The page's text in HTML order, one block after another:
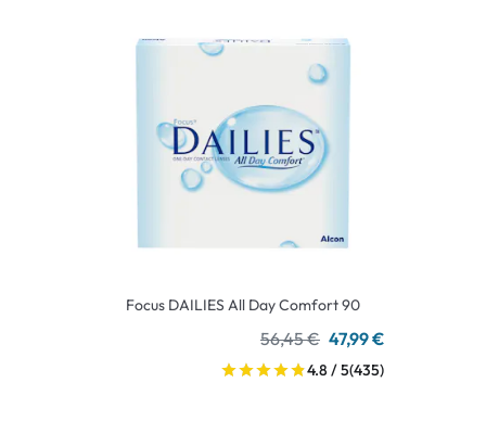
Focus DAILIES All Day Comfort 90
56,45 € 47,99 €
4.8 / 5(435)